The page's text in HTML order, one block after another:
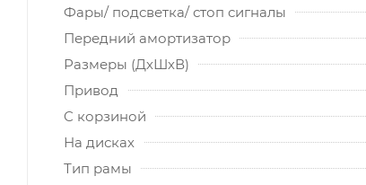
Фары/ подсветка/ стоп сигналы
Передний амортизатор
Размеры (ДхШхВ)
Привод
C корзиной
На дисках
Тип рамы